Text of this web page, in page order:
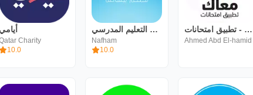
أيامي
Charity
10.0
نفهم - مناهج التعليم المدرسي
Nafham
10.0
معاك - تطبيق امتحانات
Ahmed Abd El-hamid